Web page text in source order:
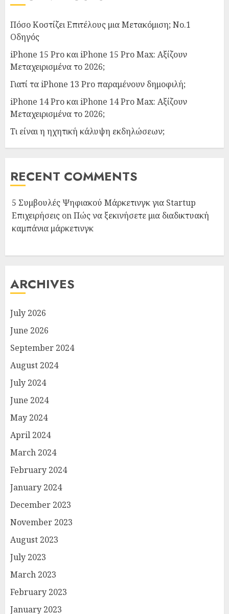
Πόσο Κοστίζει Επιτέλους μια Μετακόμιση; Νο.1
Οδηγός
iPhone 15 Pro και iPhone 15 Pro Max: Αξίζουν
Μεταχειρισμένα το 2026;
Γιατί τα iPhone 13 Pro παραμένουν δημοφιλή;
iPhone 14 Pro και iPhone 14 Pro Max: Αξίζουν
Μεταχειρισμένα το 2026;
Τι είναι η ηχητική κάλυψη εκδηλώσεων;
RECENT COMMENTS
5 Συμβουλές Ψηφιακού Μάρκετινγκ για Startup
Επιχειρήσεις onΠώς να ξεκινήσετε μια διαδικτυακή
καμπάνια μάρκετινγκ
ARCHIVES
July 2026
June 2026
September 2024
August 2024
July 2024
June 2024
May 2024
April 2024
March 2024
February 2024
January 2024
December 2023
November 2023
August 2023
July 2023
March 2023
February 2023
January 2023